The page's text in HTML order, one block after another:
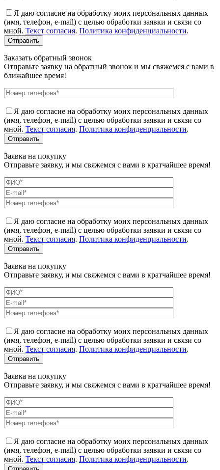
Я даю согласие на обработку моих персональных данных
(имя, телефон, e-mail) с целью обработки заявки и связи со
мной. Текст согласия. Политика конфиденциальности.
Заказать обратный звонок
Отправьте заявку на обратный звонок и мы свяжемся с вами в
ближайшее время!
Я даю согласие на обработку моих персональных данных
(имя, телефон, e-mail) с целью обработки заявки и связи со
мной. Текст согласия. Политика конфиденциальности.
Заявка на покупку
Отправьте заявку, и мы свяжемся с вами в кратчайшее время!
Я даю согласие на обработку моих персональных данных
(имя, телефон, e-mail) с целью обработки заявки и связи со
мной. Текст согласия. Политика конфиденциальности.
Заявка на покупку
Отправьте заявку, и мы свяжемся с вами в кратчайшее время!
Я даю согласие на обработку моих персональных данных
(имя, телефон, e-mail) с целью обработки заявки и связи со
мной. Текст согласия. Политика конфиденциальности.
Заявка на покупку
Отправьте заявку, и мы свяжемся с вами в кратчайшее время!
Я даю согласие на обработку моих персональных данных
(имя, телефон, e-mail) с целью обработки заявки и связи со
мной. Текст согласия. Политика конфиденциальности.